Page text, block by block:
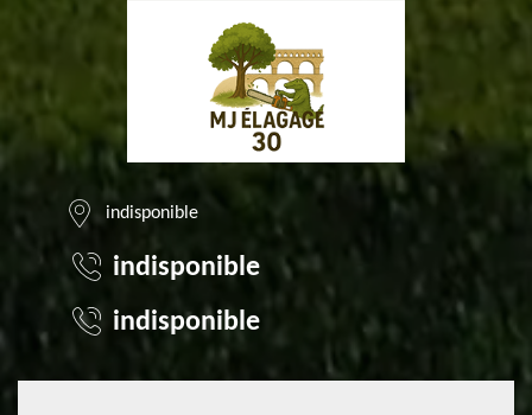
indisponible
indisponible
indisponible